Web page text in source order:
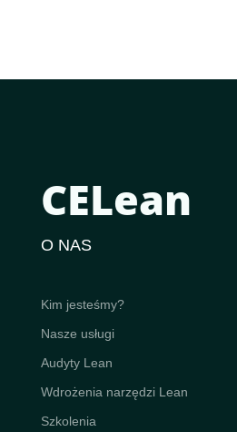
CELean
O NAS
Kim jesteśmy?
Nasze usługi
Audyty Lean
Wdrożenia narzędzi Lean
Szkolenia